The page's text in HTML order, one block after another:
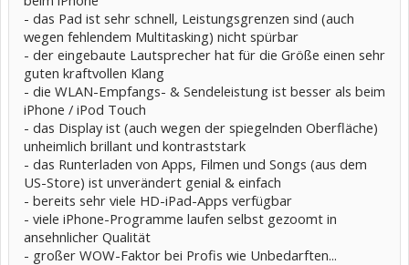
- das Pad ist sehr schnell, Leistungsgrenzen sind (auch
wegen fehlendem Multitasking) nicht spürbar
- der eingebaute Lautsprecher hat für die Größe einen sehr
guten kraftvollen Klang
- die WLAN-Empfangs- & Sendeleistung ist besser als beim
iPhone / iPod Touch
- das Display ist (auch wegen der spiegelnden Oberfläche)
unheimlich brillant und kontraststark
- das Runterladen von Apps, Filmen und Songs (aus dem
US-Store) ist unverändert genial & einfach
- bereits sehr viele HD-iPad-Apps verfügbar
- viele iPhone-Programme laufen selbst gezoomt in
ansehnlicher Qualität
- großer WOW-Faktor bei Profis wie Unbedarften...